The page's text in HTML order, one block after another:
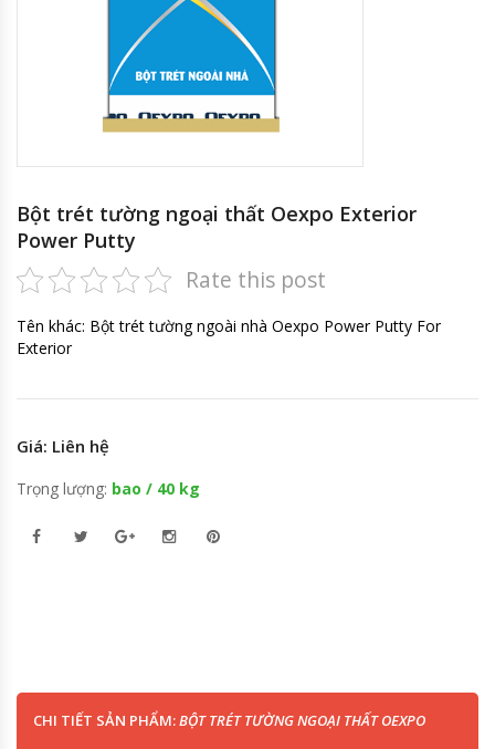
Bột trét tường ngoại thất Oexpo Exterior
Power Putty
Rate this post
Tên khác: Bột trét tường ngoài nhà Oexpo Power Putty For
Exterior
Giá: Liên hệ
Trọng lượng: bao / 40 kg
CHI TIẾT SẢN PHẨM:BỘT TRÉT TƯỜNG NGOẠI THẤT OEXPO